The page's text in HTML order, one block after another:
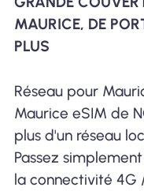
MAURICE, DE
PLUS
Réseau pour
Maurice eSIM de
plus d'un réseau
Passez
la connectivité 4G